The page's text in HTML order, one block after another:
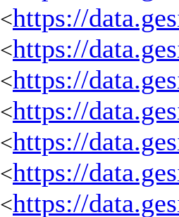
<https://
<https://
<https://
<https://
<https://
<https://
<https://